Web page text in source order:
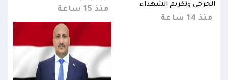
الجرحى وتكريم الشهداء
منذ 14 ساعة
منذ 15 ساعة